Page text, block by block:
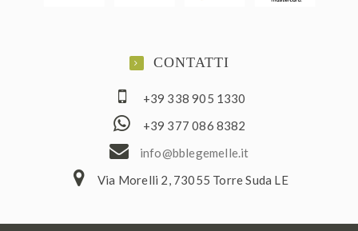
CONTATTI
+39 338 905 1330
+39 377 086 8382
ti.el
lemeg
elbb@
ofni
Via Morelli 2, 73055 Torre Suda LE